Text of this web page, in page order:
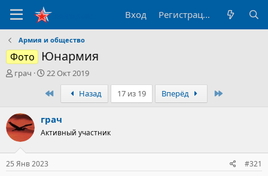
Вход Регистрация
Армия и общество
Фото Юнармия
А
р
т
м
ы
грач
Д
т
н
а
ч
л
а
22 Окт 2019
ПервыйНазад 17 из 19 Вперёд
грач
Активный участник
25 Янв 2023 #321